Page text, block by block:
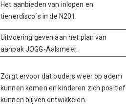
Het aanbieden van inlopen en
tienerdisco`s in de N201.
Uitvoering geven aan het plan van
aanpak JOGG-Aalsmeer.
Zorgt ervoor dat ouders weer op adem
kunnen komen en kinderen zich positief
kunnen blijven ontwikkelen.